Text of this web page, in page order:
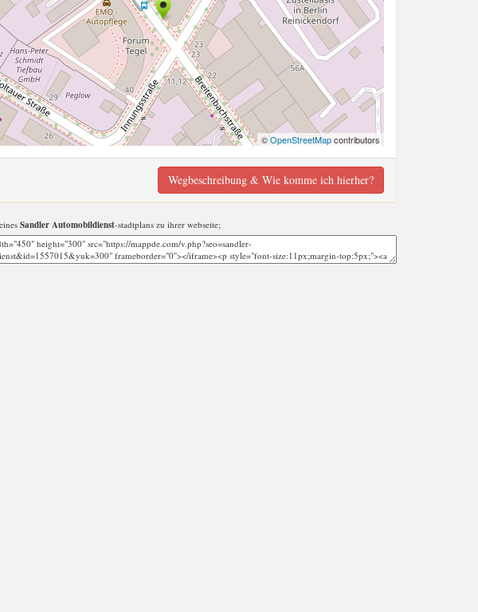
©OpenStreetMapcontributors
Wegbeschreibung & Wie komme ich hierher?
Sandler Automobildienst-stadtplans zu ihrer webseite;